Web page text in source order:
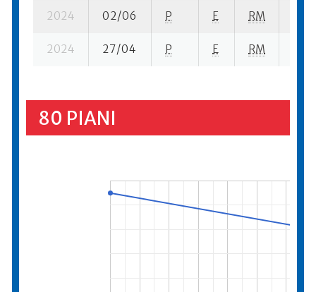
2024 02/06 P E RM
2024 27/04 P E RM
80 PIANI